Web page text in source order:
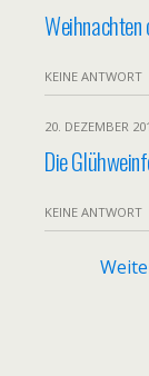
Weihnachten
KEINE ANTWORT
20. DEZEMBER
Die
KEINE ANTWORT